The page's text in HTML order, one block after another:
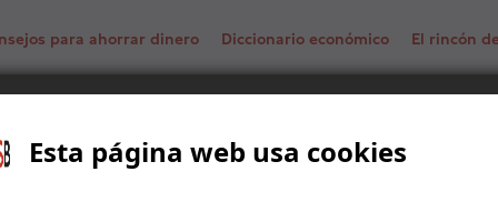
Esta página web usa cookies
para ahorrar dinero Diccionario económico El rincón
de Iberdrola en el marco de la transición energética